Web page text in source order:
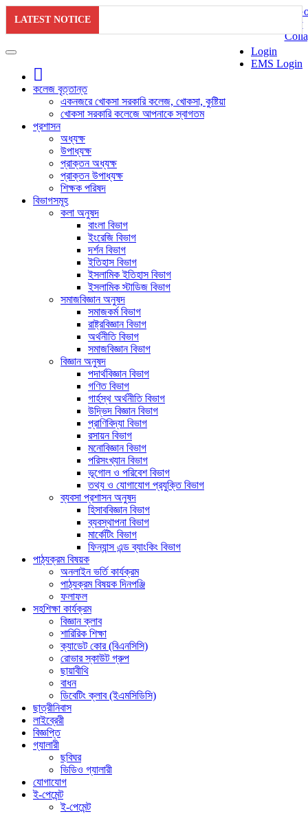
LATEST NOTICE
Login
EMS Login
কলেজ বৃত্তান্ত
একনজরে খোকসা সরকারি কলেজ, খোকসা, কুষ্টিয়া
খোকসা সরকারি কলেজে আপনাকে স্বাগতম
প্রশাসন
অধ্যক্ষ
উপাধ্যক্ষ
প্রাক্তন অধ্যক্ষ
প্রাক্তন উপাধ্যক্ষ
শিক্ষক পরিষদ
বিভাগসমূহ
কলা অনুষদ
বাংলা বিভাগ
ইংরেজি বিভাগ
দর্শন বিভাগ
ইতিহাস বিভাগ
ইসলামিক ইতিহাস বিভাগ
ইসলামিক স্টাডিজ বিভাগ
সমাজবিজ্ঞান অনুষদ
সমাজকর্ম বিভাগ
রাষ্ট্রবিজ্ঞান বিভাগ
অর্থনীতি বিভাগ
সমাজবিজ্ঞান বিভাগ
বিজ্ঞান অনুষদ
পদার্থবিজ্ঞান বিভাগ
গণিত বিভাগ
গার্হস্থ অর্থনীতি বিভাগ
উদ্ভিদ বিজ্ঞান বিভাগ
প্রাণিবিদ্যা বিভাগ
রসায়ন বিভাগ
মনোবিজ্ঞান বিভাগ
পরিসংখ্যান বিভাগ
ভূগোল ও পরিবেশ বিভাগ
তথ্য ও যোগাযোগ প্রযুক্তি বিভাগ
ব্যবসা প্রশাসন অনুষদ
হিসাববিজ্ঞান বিভাগ
ব্যবস্থাপনা বিভাগ
মার্কেটিং বিভাগ
ফিন্যান্স এন্ড ব্যাংকিং বিভাগ
পাঠ্যক্রম বিষয়ক
অনলাইন ভর্তি কার্যক্রম
পাঠ্যক্রম বিষয়ক দিনপঞ্জি
ফলাফল
সহশিক্ষা কার্যক্রম
বিজ্ঞান ক্লাব
শারিরিক শিক্ষা
ক্যাডেট কোর (বিএনসিসি)
রোভার স্কাউট গ্রুপ
ছায়াবীথি
বাধন
ডিবেটিং ক্লাব (ইএমসিডিসি)
ছাত্রীনিবাস
লাইব্রেরী
বিজ্ঞপ্তি
গ্যালারী
ছবিঘর
ভিডিও গ্যালারী
যোগাযোগ
ই-পেমেন্ট
ই-পেমেন্ট